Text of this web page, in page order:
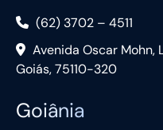
(62) 3702 – 4511
Avenida Oscar
Goiás, 75110-320
Goiânia